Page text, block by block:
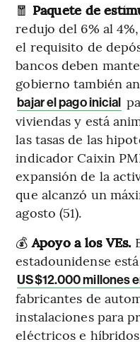
🧧 Paquete de
redujo del 6% al
el requisito de
bancos deben
gobierno también
bajar el pago inicial
viviendas y está
las tasas de las
indicador Caixin
expansión de la
que alcanzó un
agosto (51).
💰 Apoyo a los VEs.
estadounidense
US$12.000 millones
fabricantes de
instalaciones para
eléctricos e